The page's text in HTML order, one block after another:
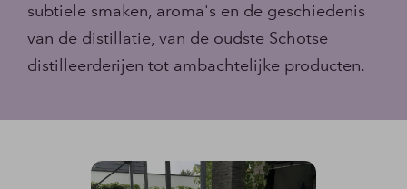
subtiele smaken, aroma's en de geschiedenis
van de distillatie, van de oudste Schotse
distilleerderijen tot ambachtelijke producten.